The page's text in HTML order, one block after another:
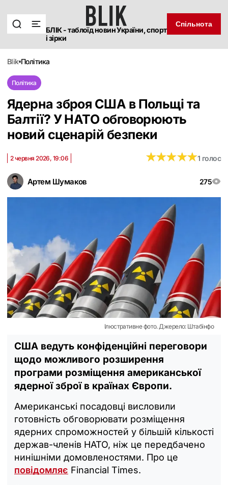
БЛІК - таблоїд новин України, спорт
і зірки
Спільнота
blik політика
Політика
Ядерна зброя США в Польщі та
Балтії? У НАТО обговорюють
новий сценарій безпеки
Артем Шумаков 275
2 червня 2026, 19:06 ★★★★★
★★★★★1 голос
Ілюстративне фото. Джерело: Штабінфо
США ведуть конфіденційні переговори
щодо можливого розширення
програми розміщення американської
ядерної зброї в країнах Європи.
Американські посадовці висловили
готовність обговорювати розміщення
ядерних спроможностей у більшій кількості
держав-членів НАТО, ніж це передбачено
нинішніми домовленостями. Про це
повідомляє Financial Times.